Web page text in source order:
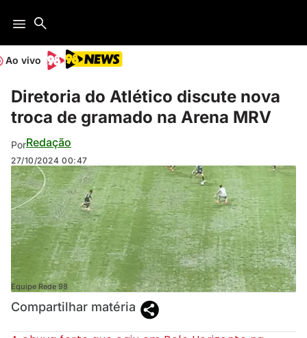
Ao vivo
Diretoria do Atlético discute nova
troca de gramado na Arena MRV
PorRedação
27/10/2024 00:47
Equipe Rede 98
Compartilhar matéria